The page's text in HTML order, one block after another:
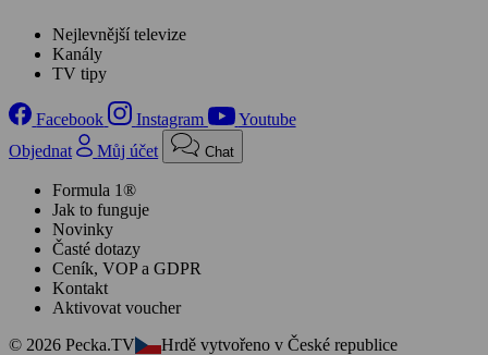
Nejlevnější televize
Kanály
TV tipy
Facebook Instagram
Youtube
Objednat
Můj účet Chat
Formula 1®
Jak to funguje
Novinky
Časté dotazy
Ceník, VOP a GDPR
Kontakt
Aktivovat voucher
© 2026 Pecka.TV
Hrdě vytvořeno v České republice